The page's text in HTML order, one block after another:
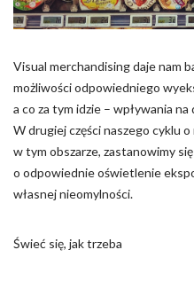
Visual merchandising daje nam
możliwości odpowiedniego
a co za tym idzie – wpływania
W drugiej części naszego cyklu
w tym obszarze, zastanowimy
o odpowiednie oświetlenie
własnej nieomylności.
Świeć się, jak trzeba
zapamiętanie informacji, które
Statystyka
Statystyczne pliki cookie
internetowych zrozumieć, w
zachowują się na stronie,
informacje.
Marketing